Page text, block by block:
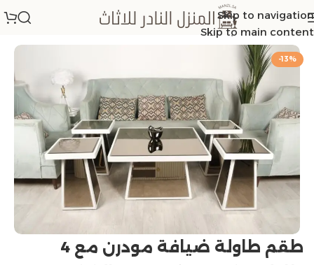
Skip to navigation
Skip to main content
الرئيسية/اطقم طاولات
-13%
طقم طاولة ضيافة مودرن مع 4